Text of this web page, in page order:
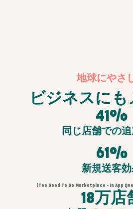
地球にやさ
ビジネスにも
41%
同じ店舗での追
61%
新規送客効
(Too Good To Go Marketplace - In App
18万店